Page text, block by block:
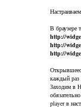
В браузере
http://
http://
http://
каждый раз
Заходим в
player в